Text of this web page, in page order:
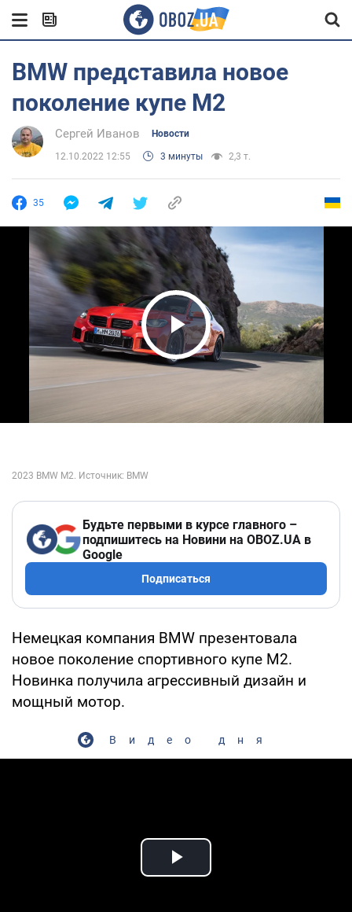
BMW представила новое
поколение купе M2
Сергей Иванов Новости
12.10.2022 12:55 3 минуты 2,3 т.
35
Play Video
Будьте первыми в курсе главного –
подпишитесь на Новини на OBOZ.UA в
Google
Подписаться
Немецкая компания BMW презентовала
новое поколение спортивного купе M2.
Новинка получила агрессивный дизайн и
мощный мотор.
Видео дня
Play Video